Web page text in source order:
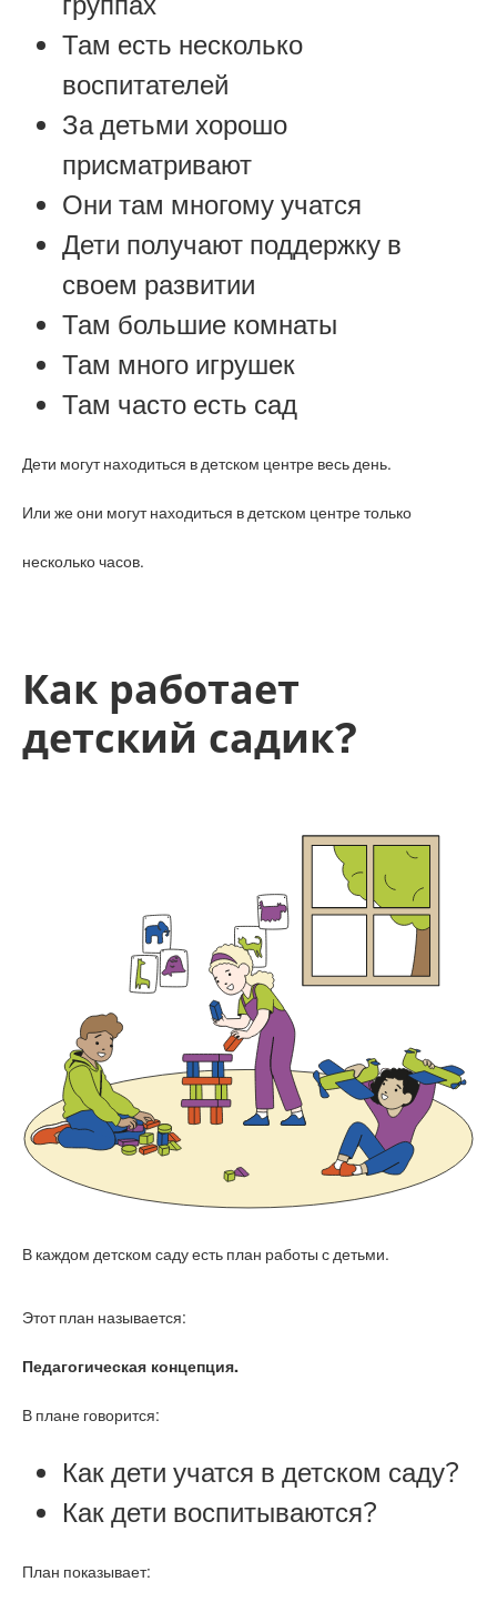
Там есть несколько
воспитателей
За детьми хорошо
присматривают
Они там многому учатся
Дети получают поддержку в
своем развитии
Там большие комнаты
Там много игрушек
Там часто есть сад
Дети могут находиться в детском центре весь день.
Или же они могут находиться в детском центре только
несколько часов.
Как работает
детский садик?
В каждом детском саду есть план работы с детьми.
Этот план называется:
Педагогическая концепция.
В плане говорится:
Как дети учатся в детском саду?
Как дети воспитываются?
План показывает: